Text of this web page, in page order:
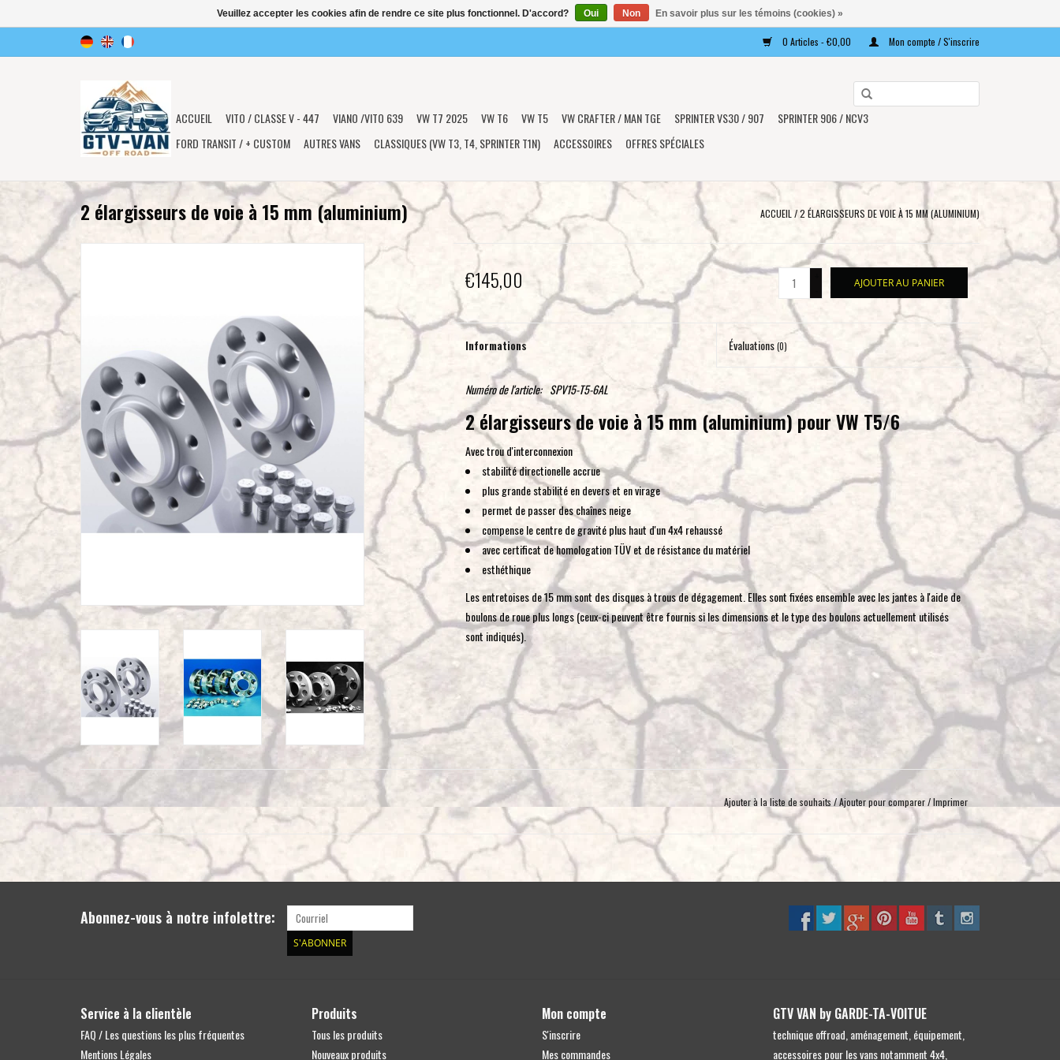
0 Articles - €0,00 Mon compte / S'inscrire
sélectionner
résultat
Entrée
pour
de
recherche
sélectionné.
Les
utilisateurs
d'appareils
tactiles
peuvent
de
gestes
tels
toucher
et
glisser.
ACCUEIL VITO / CLASSE V - 447 VIANO /VITO 639 VW T7 2025 VW T6 VW T5 VW CRAFTER / MAN TGE SPRINTER VS30 / 907
SPRINTER 906 / NCV3
FORD TRANSIT / + CUSTOM
AUTRES VANS CLASSIQUES (VW T3, T4, SPRINTER T1N) ACCESSOIRES OFFRES SPÉCIALES
2 élargisseurs de voie à 15 mm (aluminium) ACCUEIL/2 ÉLARGISSEURS DE VOIE À 15 MM (ALUMINIUM)
€145,00 AJOUTER AU PANIER
Informations Évaluations(0)
Numéro de l'article: SPV15-T5-6AL
2 élargisseurs de voie à 15 mm (aluminium) pour VW T5/6
Avec trou d'interconnexion
stabilité directionelle accrue
plus grande stabilité en devers et en virage
permet de passer des chaînes neige
compense le centre de gravité plus haut d'un 4x4 rehaussé
avec certificat de homologation TÜV et de résistance du matériel
esthéthique
Les entretoises de 15 mm sont des disques à trous de dégagement. Elles sont fixées ensemble avec les jantes à l'aide de
boulons de roue plus longs (ceux-ci peuvent être fournis si les dimensions et le type des boulons actuellement utilisés
sont indiqués).
Ajouter à la liste de souhaits/Ajouter pour comparer/Imprimer
Abonnez-vous à notre infolettre:
S'ABONNER
Service à la clientèle
FAQ / Les questions les plus fréquentes
Mentions Légales
Produits
Tous les produits
Nouveaux produits
Mon compte
S'inscrire
Mes commandes
GTV VAN by GARDE-TA-VOITUE
technique offroad, aménagement, équipement,
accessoires pour les vans notamment 4x4,
Veuillez accepter les cookies afin de rendre ce site plus fonctionnel. D'accord? Oui Non En savoir plus sur les témoins (cookies) »